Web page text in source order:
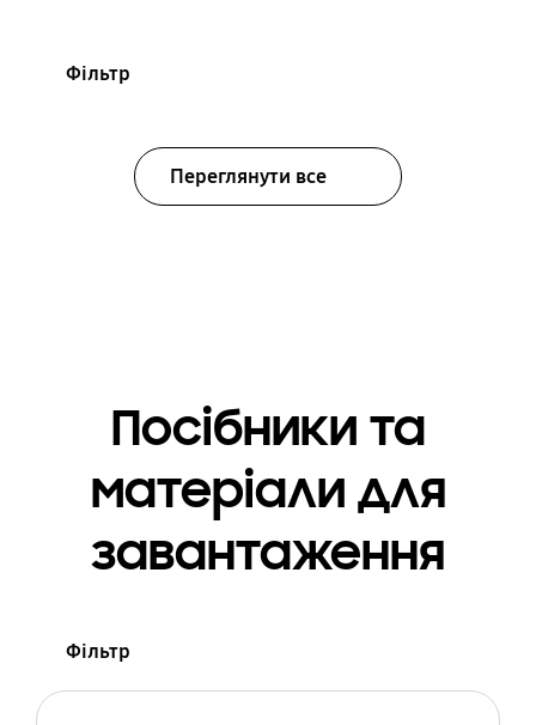
Фільтр
Переглянути все
Посібники та
матеріали для
завантаження
Фільтр